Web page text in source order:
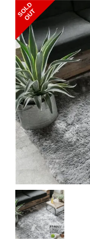
S
O
L
D
O
U
T